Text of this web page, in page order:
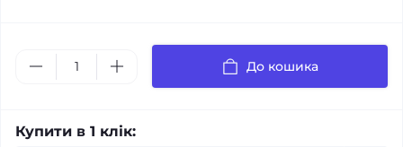
До кошика
Купити в 1 клік: